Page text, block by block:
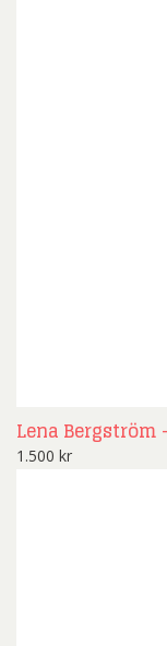
Lena Bergström
1.500 kr